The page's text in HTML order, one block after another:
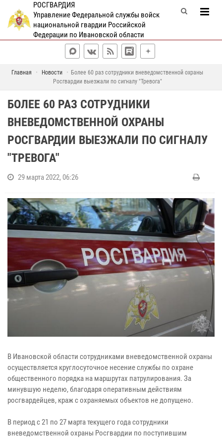
РОСГВАРДИЯ
Управление Федеральной службы войск
национальной гвардии Российской
Федерации по Ивановской области
Главная Новости
Более 60 раз сотрудники вневедомственной охраны
Росгвардии выезжали по сигналу "Тревога"
БОЛЕЕ 60 РАЗ СОТРУДНИКИ
ВНЕВЕДОМСТВЕННОЙ ОХРАНЫ
РОСГВАРДИИ ВЫЕЗЖАЛИ ПО СИГНАЛУ
"ТРЕВОГА"
29 марта 2022, 06:26
В Ивановской области сотрудниками вневедомственной охраны
осуществляется круглосуточное несение службы по охране
общественного порядка на маршрутах патрулирования. За
минувшую неделю, благодаря оперативным действиям
росгвардейцев, краж c охраняемых объектов не допущено.
В период с 21 по 27 марта текущего года сотрудники
вневедомственной охраны Росгвардии по поступившим